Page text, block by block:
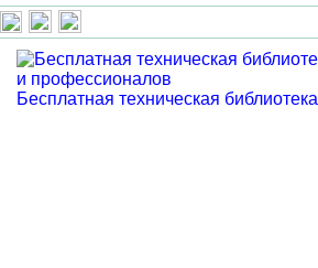
Бесплатная техническая библиотека